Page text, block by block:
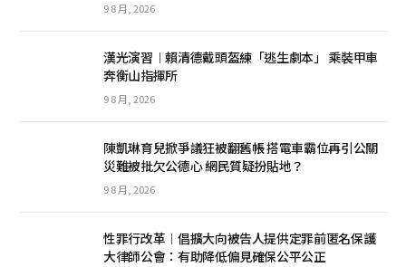
9 8 月, 2026
漢光演習︱賴清德戴頭盔練「逃生劇本」 乘裝甲車
奔衡山指揮所
9 8 月, 2026
陳凱琳育兒掀爭議狂被翻舊帳 搭電車霸位再引公關
災難被批欠公德心 網民質疑扮貼地？
9 8 月, 2026
性罪行改革︱倡擴大向被告人提供定罪前匿名保護
大律師公會：有助降低偏見確保公平公正